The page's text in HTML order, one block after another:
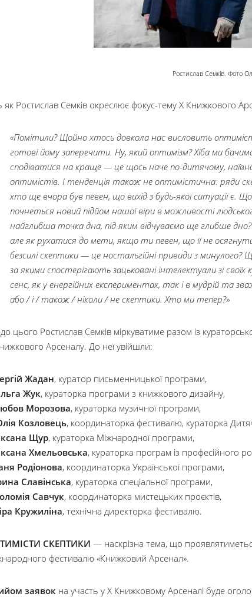
Ростислав Семків. Фото
як Ростислав Семків окреслює фокус-тему Х Книжкового
«Помітили? Щойно хтось довкола нас висловить
готові йому заперечити. Ну, який оптимізм? Хіба ми
сподіватися на краще — це щось наче по-дитячому,
оптимістів. І тенденція також не оптимістична: ряди
хто ще вчора був певен, що вихід з будь-якої ситуації є.
почнеться новий підйом нашої віри в можливості
найглибша точка дна, під яким відчуваємо ще глибше
але як рухатися до мети, якщо ти певен, що її не
безсилі скептики — це ностальгійні привиди з
за якими спостерігають зацьковані інтелектуали зі
сенс, як у енергійних експериментах, так і в мудрій та
або / і / також / ніколи / не скептики. Хто ми тепер?»
цього Ростислав Семків міркуватиме разом із
Арсеналу. До неї увійшли:
Жадан, куратор письменницької програми,
Жук, кураторка програми з книжкового дизайну,
Морозова, кураторка музичної програми,
Козловець, координаторка фестивалю, кураторка
Щур, кураторка Міжнародної програми,
Хмельовська, кураторка програм із професійного
Родіонова, координаторка Української програми,
Славінська, кураторка спеціальної програми,
Савчук, координаторка мистецьких проєктів,
Кружиліна, технічна директорка фестивалю.
СКЕПТИКИ — наскрізна тема, що
фестивалю «Книжковий Арсенал».
заявок на участь у Х Книжковому Арсеналі буде